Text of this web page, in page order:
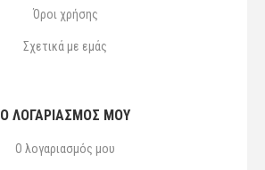
Όροι χρήσης
Σχετικά με εμάς
Ο ΛΟΓΑΡΙΑΣΜΌΣ ΜΟΥ
Ο λογαριασμός μου